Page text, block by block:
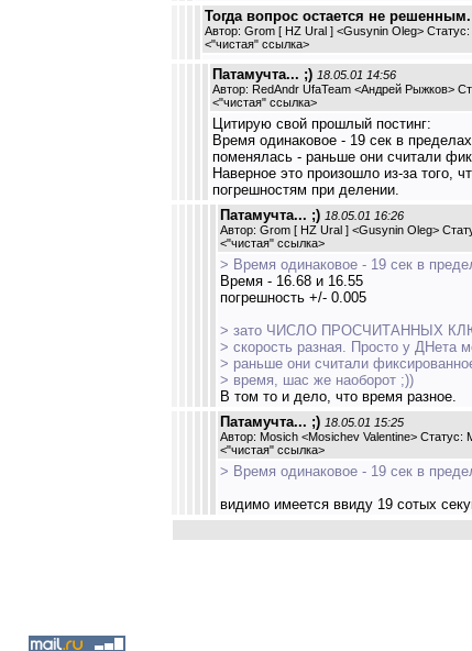
Тогда вопрос остается не
Автор: Grom [ HZ Ural ] <Gusynin Oleg>
<"чистая" ссылка>
Патамучта... ;) 18.05.01 14:56
Автор: RedAndr UfaTeam <Андрей Рыжков>
<"чистая" ссылка>
Цитирую свой прошлый постинг:
Время одинаковое - 19 сек в
поменялась - раньше они считали
Наверное это произошло из-за того,
погрешностям при делении.
Патамучта... ;) 18.05.01 16:26
Автор: Grom [ HZ Ural ] <Gusynin Oleg>
<"чистая" ссылка>
> Время одинаковое - 19 сек в
Время - 16.68 и 16.55
погрешность +/- 0.005
> зато ЧИСЛО ПРОСЧИТАННЫХ
> скорость разная. Просто у ДНета
> раньше они считали
> время, шас же наоборот ;))
В том то и дело, что время разное.
Патамучта... ;) 18.05.01 15:25
Автор: Mosich <Mosichev Valentine> Статус:
<"чистая" ссылка>
> Время одинаковое - 19 сек в
видимо имеется ввиду 19 сотых